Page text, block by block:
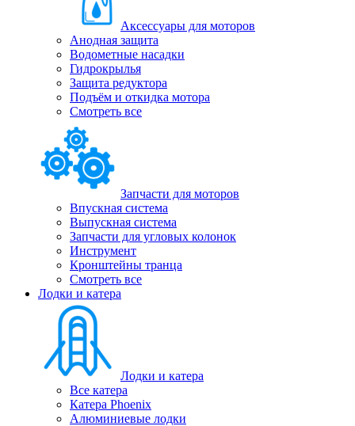
Аксессуары для моторов
Анодная защита
Водометные насадки
Гидрокрылья
Защита редуктора
Подъём и откидка мотора
Смотреть все
Запчасти для моторов
Впускная система
Выпускная система
Запчасти для угловых колонок
Инструмент
Кронштейны транца
Смотреть все
Лодки и катера
Лодки и катера
Все катера
Катера Phoenix
Алюминиевые лодки